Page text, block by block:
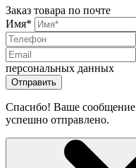
Заказ товара по почте
Имя*
персональных данных
Отправить
Спасибо! Ваше сообщение
успешно отправлено.